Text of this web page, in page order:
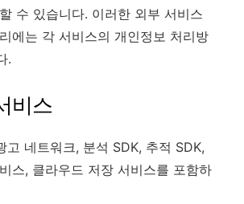
수 있습니다. 이러한 외부 서비스
에는 각 서비스의 개인정보 처리방
.
비스
고 네트워크, 분석 SDK, 추적 SDK,
스, 클라우드 저장 서비스를 포함하